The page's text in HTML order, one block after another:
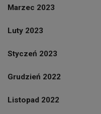
Marzec 2023
Luty 2023
Styczeń 2023
Grudzień 2022
Listopad 2022